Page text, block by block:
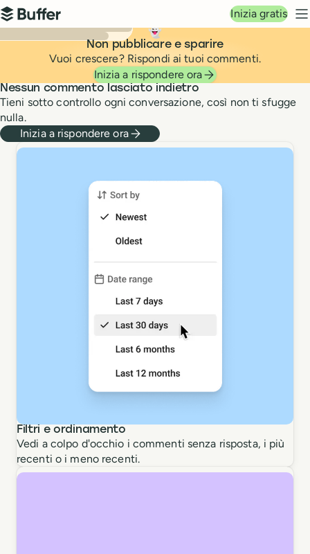
Navigazione principale
Buffer
Inizia gratis
Rispondi a ogni commento,
👻
Non pubblicare e sparire
Vuoi crescere? Rispondi ai tuoi commenti.
Inizia a rispondere ora
Nessun commento lasciato indietro
Tieni sotto controllo ogni conversazione, così non ti sfugge
nulla.
Inizia a rispondere ora
Filtri e ordinamento
Vedi a colpo d'occhio i commenti senza risposta, i più
recenti o i meno recenti.